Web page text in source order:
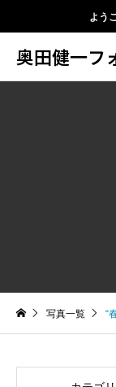
よう
奥田健一フ
写真一覧 “